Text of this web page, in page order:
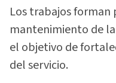
Los trabajos
mantenimiento de
el objetivo de
del servicio.